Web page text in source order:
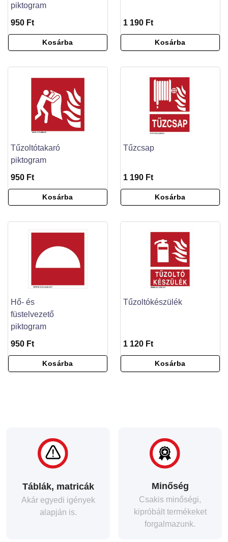
piktogram
950 Ft
Kosárba
1 190 Ft
Kosárba
Tűzoltótakaró
piktogram
950 Ft
Kosárba
Tűzcsap
1 190 Ft
Kosárba
Hő- és
füstelvezető
piktogram
950 Ft
Kosárba
Tűzoltókészülék
1 120 Ft
Kosárba
Táblák, matricák
Akár egyedi igények
alapján is.
Minőség
Csakis minőségi,
kipróbált termékeket
forgalmazunk.